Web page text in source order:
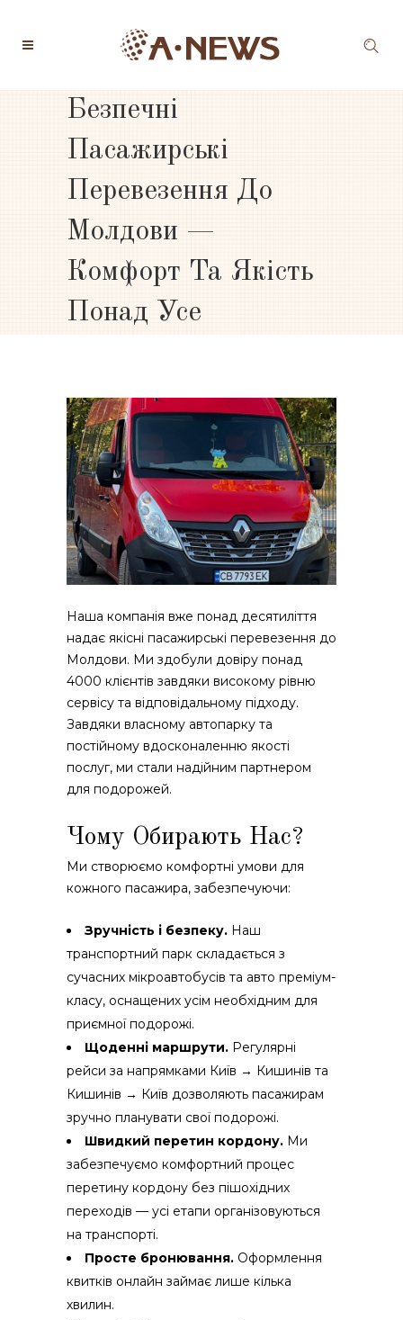
Безпечні
Пасажирські
Перевезення До
Молдови —
Комфорт Та Якість
Понад Усе
Наша компанія вже понад десятиліття
надає якісні пасажирські перевезення до
Молдови. Ми здобули довіру понад
4000 клієнтів завдяки високому рівню
сервісу та відповідальному підходу.
Завдяки власному автопарку та
постійному вдосконаленню якості
послуг, ми стали надійним партнером
для подорожей.
Чому Обирають Нас?
Ми створюємо комфортні умови для
кожного пасажира, забезпечуючи:
Зручність і безпеку. Наш
транспортний парк складається з
сучасних мікроавтобусів та авто преміум-
класу, оснащених усім необхідним для
приємної подорожі.
Щоденні маршрути. Регулярні
рейси за напрямками Київ → Кишинів та
Кишинів → Київ дозволяють пасажирам
зручно планувати свої подорожі.
Швидкий перетин кордону. Ми
забезпечуємо комфортний процес
перетину кордону без пішохідних
переходів — усі етапи організовуються
на транспорті.
Просте бронювання. Оформлення
квитків онлайн займає лише кілька
хвилин.